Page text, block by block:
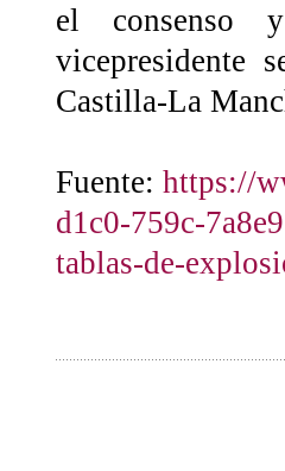
el consenso
vicepresidente
Castilla-La
Fuente: https://
d1c0-759c-
tablas-de-